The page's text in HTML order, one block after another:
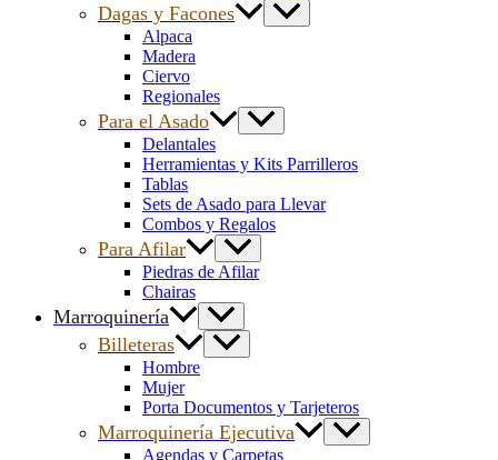
Dagas y Facones
Alpaca
Madera
Ciervo
Regionales
Para el Asado
Delantales
Herramientas y Kits Parrilleros
Tablas
Sets de Asado para Llevar
Combos y Regalos
Para Afilar
Piedras de Afilar
Chairas
Marroquinería
Billeteras
Hombre
Mujer
Porta Documentos y Tarjeteros
Marroquinería Ejecutiva
Agendas y Carpetas